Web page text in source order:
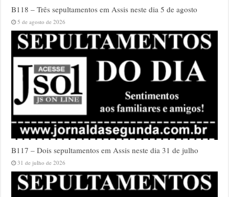
B118 – Três sepultamentos em Assis neste dia 5 de agosto
5 de agosto de 2026
B117 – Dois sepultamentos em Assis neste dia 31 de julho
31 de julho de 2026